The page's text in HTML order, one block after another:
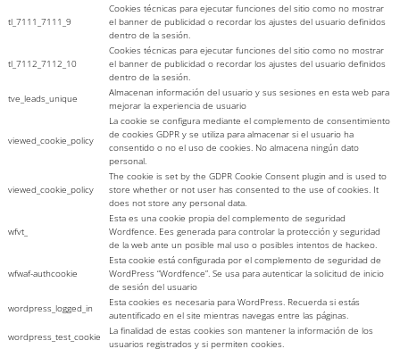
tl_7111_7111_9
Cookies técnicas para ejecutar funciones del sitio como no mostrar
el banner de publicidad o recordar los ajustes del usuario definidos
dentro de la sesión.
tl_7112_7112_10
Cookies técnicas para ejecutar funciones del sitio como no mostrar
el banner de publicidad o recordar los ajustes del usuario definidos
dentro de la sesión.
tve_leads_unique
Almacenan información del usuario y sus sesiones en esta web para
mejorar la experiencia de usuario
viewed_cookie_policy
La cookie se configura mediante el complemento de consentimiento
de cookies GDPR y se utiliza para almacenar si el usuario ha
consentido o no el uso de cookies. No almacena ningún dato
personal.
viewed_cookie_policy
The cookie is set by the GDPR Cookie Consent plugin and is used to
store whether or not user has consented to the use of cookies. It
does not store any personal data.
wfvt_
Esta es una cookie propia del complemento de seguridad
Wordfence. Ees generada para controlar la protección y seguridad
de la web ante un posible mal uso o posibles intentos de hackeo.
wfwaf-authcookie
Esta cookie está configurada por el complemento de seguridad de
WordPress “Wordfence”. Se usa para autenticar la solicitud de inicio
de sesión del usuario
wordpress_logged_in
Esta cookies es necesaria para WordPress. Recuerda si estás
autentificado en el site mientras navegas entre las páginas.
wordpress_test_cookie
La finalidad de estas cookies son mantener la información de los
usuarios registrados y si permiten cookies.